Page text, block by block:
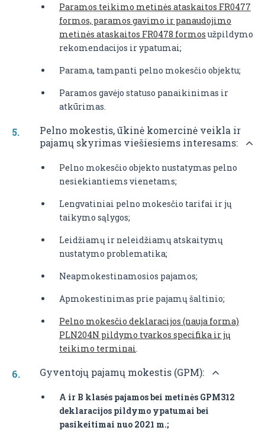
Paramos teikimo metinės ataskaitos FR0477
formos, paramos gavimo ir panaudojimo
metinės ataskaitos FR0478 formos užpildymo
rekomendacijos ir ypatumai;
Parama, tampanti pelno mokesčio objektu;
Paramos gavėjo statuso panaikinimas ir
atkūrimas.
Pelno mokestis, ūkinė komercinė veikla ir
pajamų skyrimas viešiesiems interesams:
Pelno mokesčio objekto nustatymas pelno
nesiekiantiems vienetams;
Lengvatiniai pelno mokesčio tarifai ir jų
taikymo sąlygos;
Leidžiamų ir neleidžiamų atskaitymų
nustatymo problematika;
Neapmokestinamosios pajamos;
Apmokestinimas prie pajamų šaltinio;
Pelno mokesčio deklaracijos (nauja forma)
PLN204N pildymo tvarkos specifika ir jų
teikimo terminai.
Gyventojų pajamų mokestis (GPM):
A ir B klasės pajamos bei metinės GPM312
deklaracijos pildymo ypatumai bei
pasikeitimai nuo 2021 m.;